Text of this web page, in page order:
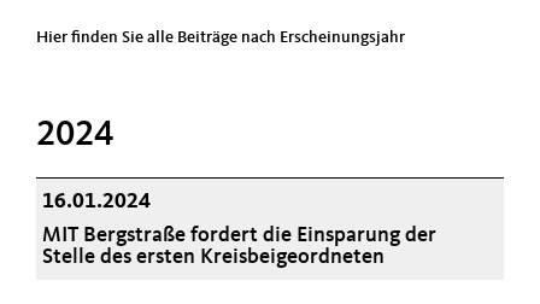
Hier finden Sie alle Beiträge nach Erscheinungsjahr
2024
16.01.2024
MIT Bergstraße fordert die Einsparung der
Stelle des ersten Kreisbeigeordneten